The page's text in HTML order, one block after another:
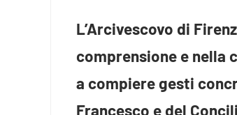
L’Arcivescovo di
comprensione e nella
a compiere gesti
Francesco e del